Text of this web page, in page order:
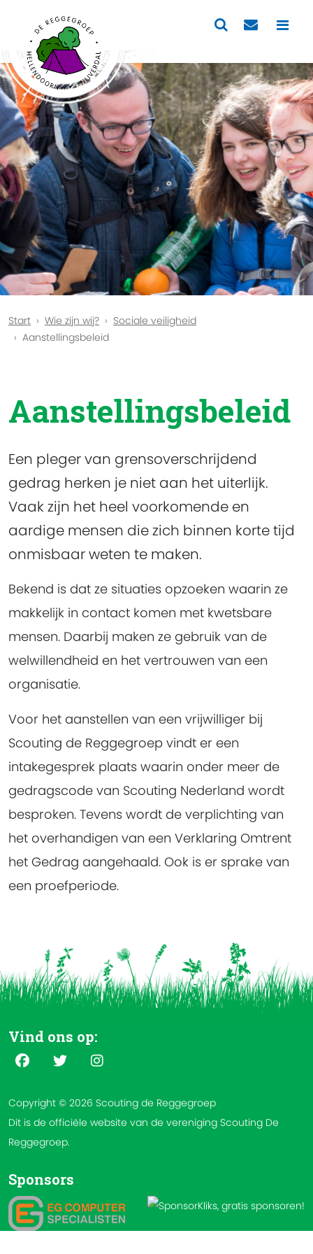
Start Wie zijn wij?
Sociale veiligheid
Aanstellingsbeleid
Aanstellingsbeleid
Een pleger van grensoverschrijdend
gedrag herken je niet aan het uiterlijk.
Vaak zijn het heel voorkomende en
aardige mensen die zich binnen korte tijd
onmisbaar weten te maken.
Bekend is dat ze situaties opzoeken waarin ze
makkelijk in contact komen met kwetsbare
mensen. Daarbij maken ze gebruik van de
welwillendheid en het vertrouwen van een
organisatie.
Voor het aanstellen van een vrijwilliger bij
Scouting de Reggegroep vindt er een
intakegesprek plaats waarin onder meer de
gedragscode van Scouting Nederland wordt
besproken. Tevens wordt de verplichting van
het overhandigen van een Verklaring Omtrent
het Gedrag aangehaald. Ook is er sprake van
een proefperiode.
Vind ons op:
Copyright © 2026 Scouting de Reggegroep
Dit is de officiële website van de vereniging Scouting De
Reggegroep.
Sponsors